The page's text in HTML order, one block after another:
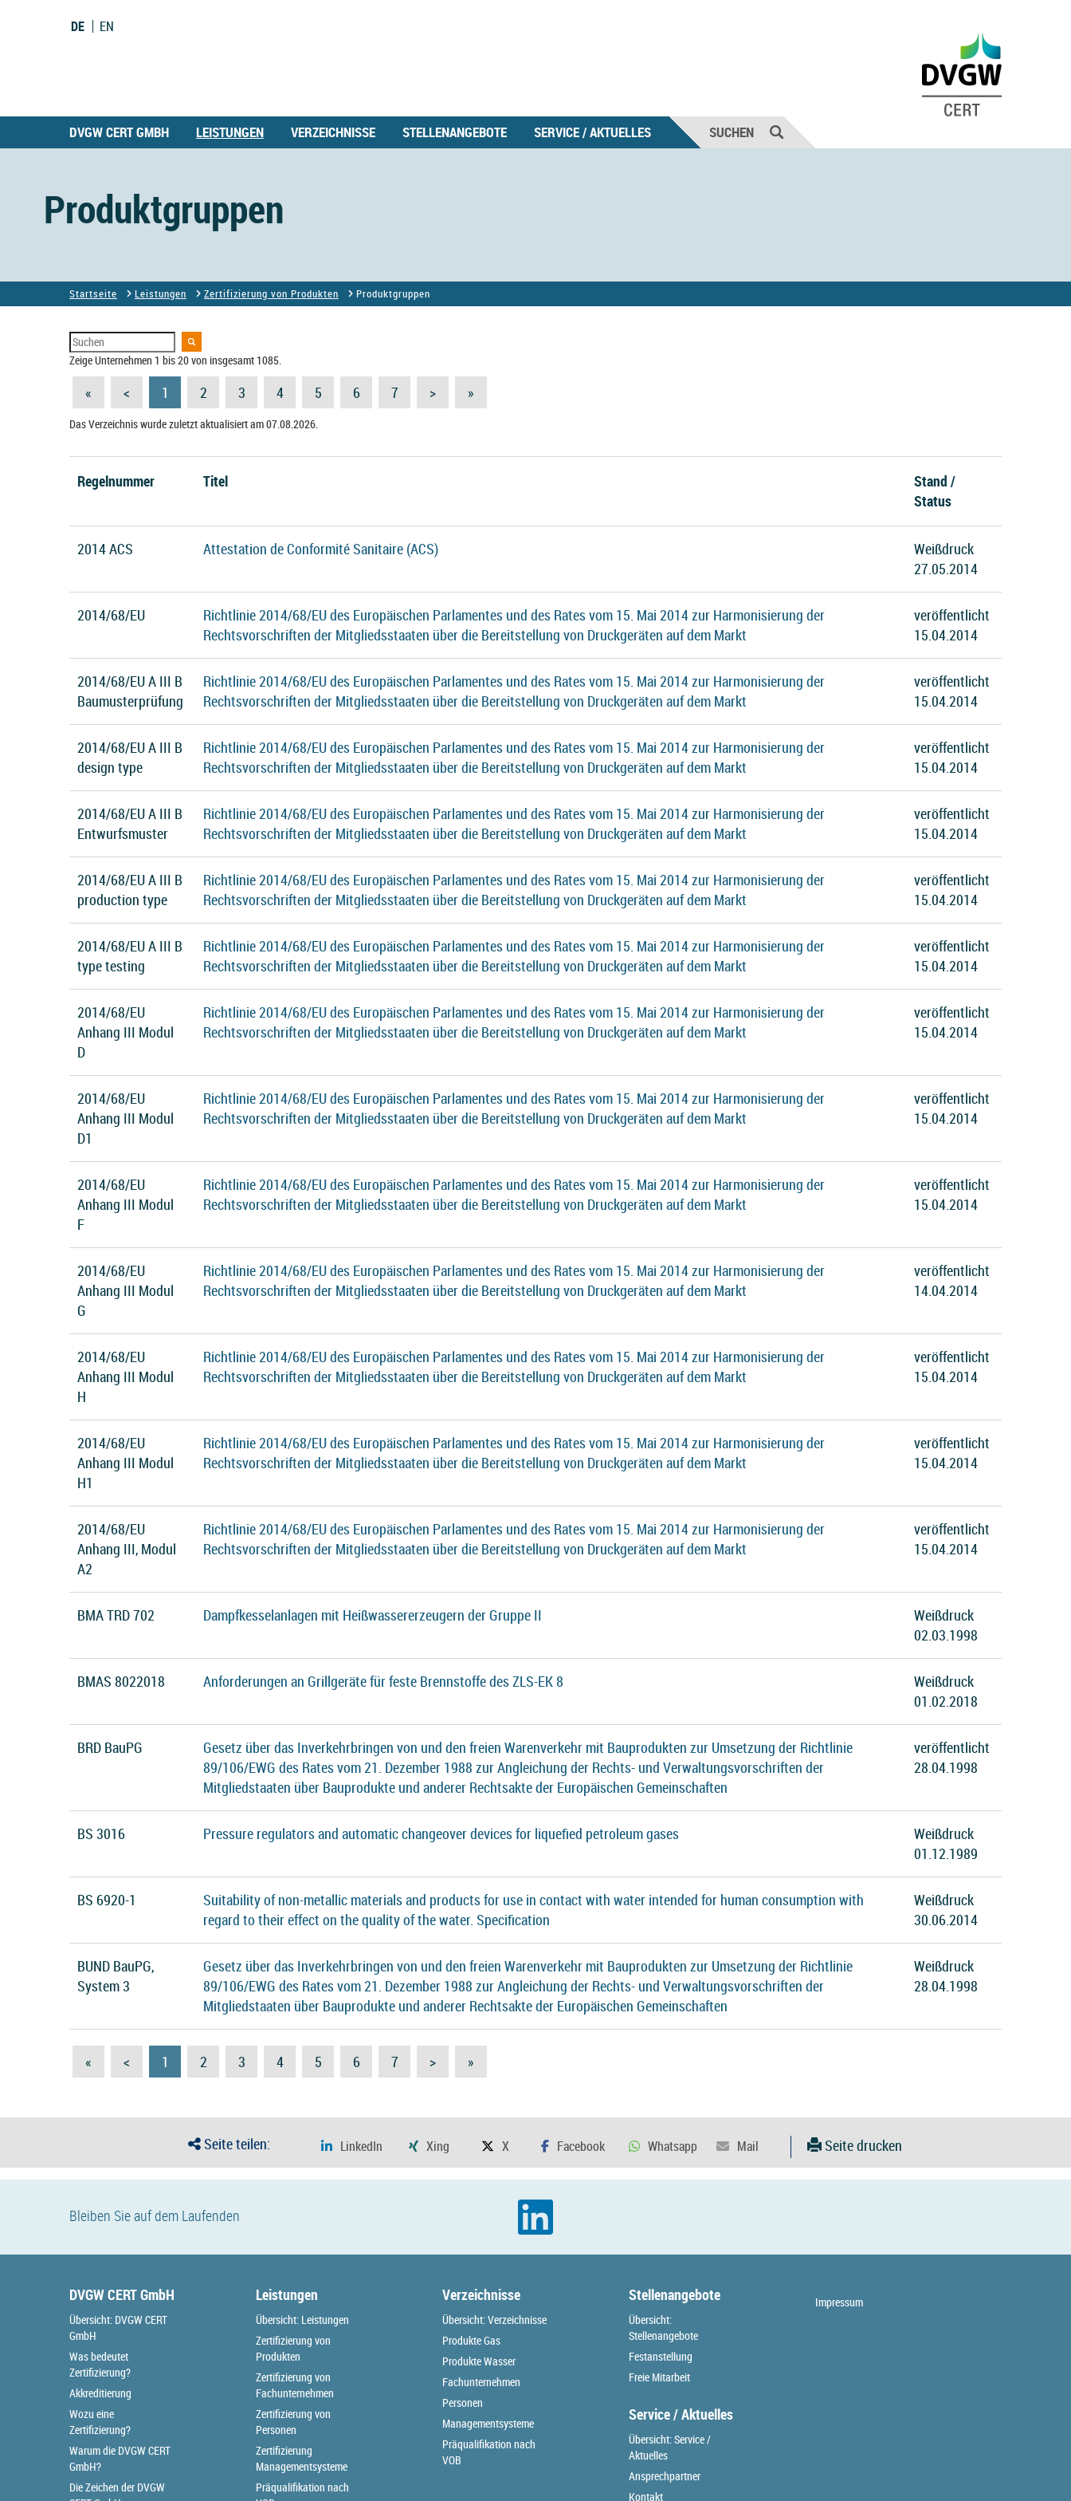
DE EN
DVGW CERT GMBH LEISTUNGEN VERZEICHNISSE STELLENANGEBOTE SERVICE / AKTUELLES SUCHEN
Produktgruppen
Startseite Leistungen Zertifizierung von Produkten Produktgruppen
Zeige Unternehmen 1 bis 20 von insgesamt 1085.
« < 1 2 3 4 5 6 7 > »
Das Verzeichnis wurde zuletzt aktualisiert am 07.08.2026.
Regelnummer Titel
Stand /
Status
2014 ACS Attestation de Conformité Sanitaire (ACS)
Weißdruck
27.05.2014
2014/68/EU
Richtlinie 2014/68/EU des Europäischen Parlamentes und des Rates vom 15. Mai 2014 zur Harmonisierung der
Rechtsvorschriften der Mitgliedsstaaten über die Bereitstellung von Druckgeräten auf dem Markt
veröffentlicht
15.04.2014
2014/68/EU A III B
Baumusterprüfung
Richtlinie 2014/68/EU des Europäischen Parlamentes und des Rates vom 15. Mai 2014 zur Harmonisierung der
Rechtsvorschriften der Mitgliedsstaaten über die Bereitstellung von Druckgeräten auf dem Markt
veröffentlicht
15.04.2014
2014/68/EU A III B
design type
Richtlinie 2014/68/EU des Europäischen Parlamentes und des Rates vom 15. Mai 2014 zur Harmonisierung der
Rechtsvorschriften der Mitgliedsstaaten über die Bereitstellung von Druckgeräten auf dem Markt
veröffentlicht
15.04.2014
2014/68/EU A III B
Entwurfsmuster
Richtlinie 2014/68/EU des Europäischen Parlamentes und des Rates vom 15. Mai 2014 zur Harmonisierung der
Rechtsvorschriften der Mitgliedsstaaten über die Bereitstellung von Druckgeräten auf dem Markt
veröffentlicht
15.04.2014
2014/68/EU A III B
production type
Richtlinie 2014/68/EU des Europäischen Parlamentes und des Rates vom 15. Mai 2014 zur Harmonisierung der
Rechtsvorschriften der Mitgliedsstaaten über die Bereitstellung von Druckgeräten auf dem Markt
veröffentlicht
15.04.2014
2014/68/EU A III B
type testing
Richtlinie 2014/68/EU des Europäischen Parlamentes und des Rates vom 15. Mai 2014 zur Harmonisierung der
Rechtsvorschriften der Mitgliedsstaaten über die Bereitstellung von Druckgeräten auf dem Markt
veröffentlicht
15.04.2014
2014/68/EU
Anhang III Modul
D
Richtlinie 2014/68/EU des Europäischen Parlamentes und des Rates vom 15. Mai 2014 zur Harmonisierung der
Rechtsvorschriften der Mitgliedsstaaten über die Bereitstellung von Druckgeräten auf dem Markt
veröffentlicht
15.04.2014
2014/68/EU
Anhang III Modul
D1
Richtlinie 2014/68/EU des Europäischen Parlamentes und des Rates vom 15. Mai 2014 zur Harmonisierung der
Rechtsvorschriften der Mitgliedsstaaten über die Bereitstellung von Druckgeräten auf dem Markt
veröffentlicht
15.04.2014
2014/68/EU
Anhang III Modul
F
Richtlinie 2014/68/EU des Europäischen Parlamentes und des Rates vom 15. Mai 2014 zur Harmonisierung der
Rechtsvorschriften der Mitgliedsstaaten über die Bereitstellung von Druckgeräten auf dem Markt
veröffentlicht
15.04.2014
2014/68/EU
Anhang III Modul
G
Richtlinie 2014/68/EU des Europäischen Parlamentes und des Rates vom 15. Mai 2014 zur Harmonisierung der
Rechtsvorschriften der Mitgliedsstaaten über die Bereitstellung von Druckgeräten auf dem Markt
veröffentlicht
14.04.2014
2014/68/EU
Anhang III Modul
H
Richtlinie 2014/68/EU des Europäischen Parlamentes und des Rates vom 15. Mai 2014 zur Harmonisierung der
Rechtsvorschriften der Mitgliedsstaaten über die Bereitstellung von Druckgeräten auf dem Markt
veröffentlicht
15.04.2014
2014/68/EU
Anhang III Modul
H1
Richtlinie 2014/68/EU des Europäischen Parlamentes und des Rates vom 15. Mai 2014 zur Harmonisierung der
Rechtsvorschriften der Mitgliedsstaaten über die Bereitstellung von Druckgeräten auf dem Markt
veröffentlicht
15.04.2014
2014/68/EU
Anhang III, Modul
A2
Richtlinie 2014/68/EU des Europäischen Parlamentes und des Rates vom 15. Mai 2014 zur Harmonisierung der
Rechtsvorschriften der Mitgliedsstaaten über die Bereitstellung von Druckgeräten auf dem Markt
veröffentlicht
15.04.2014
BMA TRD 702 Dampfkesselanlagen mit Heißwassererzeugern der Gruppe II
Weißdruck
02.03.1998
BMAS 8022018 Anforderungen an Grillgeräte für feste Brennstoffe des ZLS-EK 8
Weißdruck
01.02.2018
BRD BauPG
Gesetz über das Inverkehrbringen von und den freien Warenverkehr mit Bauprodukten zur Umsetzung der Richtlinie
89/106/EWG des Rates vom 21. Dezember 1988 zur Angleichung der Rechts- und Verwaltungsvorschriften der
Mitgliedstaaten über Bauprodukte und anderer Rechtsakte der Europäischen Gemeinschaften
veröffentlicht
28.04.1998
BS 3016 Pressure regulators and automatic changeover devices for liquefied petroleum gases
Weißdruck
01.12.1989
BS 6920-1
Suitability of non-metallic materials and products for use in contact with water intended for human consumption with
regard to their effect on the quality of the water. Specification
Weißdruck
30.06.2014
BUND BauPG,
System 3
Gesetz über das Inverkehrbringen von und den freien Warenverkehr mit Bauprodukten zur Umsetzung der Richtlinie
89/106/EWG des Rates vom 21. Dezember 1988 zur Angleichung der Rechts- und Verwaltungsvorschriften der
Mitgliedstaaten über Bauprodukte und anderer Rechtsakte der Europäischen Gemeinschaften
Weißdruck
28.04.1998
« < 1 2 3 4 5 6 7 > »
Seite teilen: Seite drucken
Bleiben Sie auf dem Laufenden
DVGW CERT GmbH
Übersicht: DVGW CERT
GmbH
Was bedeutet
Zertifizierung?
Akkreditierung
Wozu eine
Zertifizierung?
Warum die DVGW CERT
GmbH?
Die Zeichen der DVGW
Leistungen
Übersicht: Leistungen
Zertifizierung von
Produkten
Zertifizierung von
Fachunternehmen
Zertifizierung von
Personen
Zertifizierung
Managementsysteme
Präqualifikation nach
Verzeichnisse
Übersicht: Verzeichnisse
Produkte Gas
Produkte Wasser
Fachunternehmen
Personen
Managementsysteme
Präqualifikation nach
VOB
Stellenangebote
Übersicht:
Stellenangebote
Festanstellung
Freie Mitarbeit
Service / Aktuelles
Übersicht: Service /
Aktuelles
Ansprechpartner
Kontakt
Impressum